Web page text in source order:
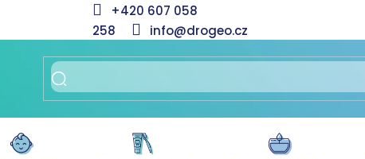
+420 607 058
258
info@drogeo.cz